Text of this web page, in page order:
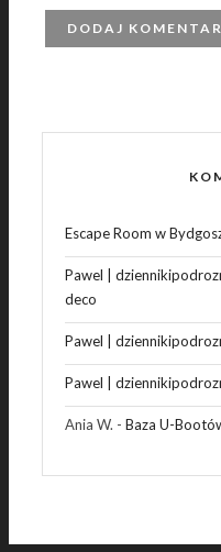
Escape Room w
Pawel |
deco
Pawel |
Pawel |
Ania W. - Baza U-